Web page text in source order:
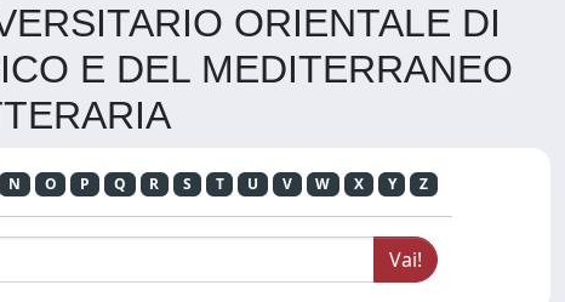
ORIENTALE DI
E DEL MEDITERRANEO
N O P Q R S T U V W X Y Z